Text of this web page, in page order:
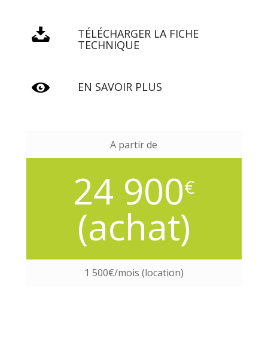
TÉLÉCHARGER LA FICHE
TECHNIQUE
EN SAVOIR PLUS
A partir de
24 900€
(achat)
1 500€/mois (location)